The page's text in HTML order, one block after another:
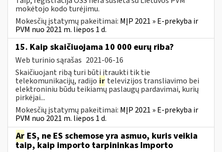
mokėtojo kodo turėjimu.
Mokesčių įstatymų pakeitimai: MĮP 2021 » E-prekyba ir
PVM nuo 2021 m. liepos 1 d.
15. Kaip skaičiuojama 10 000 eurų riba?
Web turinio sąrašas 2021-06-16
Skaičiuojant ribą turi būti įtraukti tik tie
telekomunikacijų, radijo ir televizijos transliavimo bei
elektroniniu būdu teikiamų paslaugų pardavimai, kurių
pirkėjai...
Mokesčių įstatymų pakeitimai: MĮP 2021 » E-prekyba ir
PVM nuo 2021 m. liepos 1 d.
Ar ES, ne ES schemose yra asmuo, kuris veikia
taip, kaip importo tarpininkas Importo